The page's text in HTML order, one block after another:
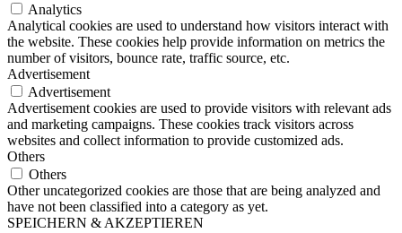
Analytics
Analytical cookies are used to understand how visitors interact with
the website. These cookies help provide information on metrics the
number of visitors, bounce rate, traffic source, etc.
Advertisement
Advertisement
Advertisement cookies are used to provide visitors with relevant ads
and marketing campaigns. These cookies track visitors across
websites and collect information to provide customized ads.
Others
Others
Other uncategorized cookies are those that are being analyzed and
have not been classified into a category as yet.
SPEICHERN & AKZEPTIEREN